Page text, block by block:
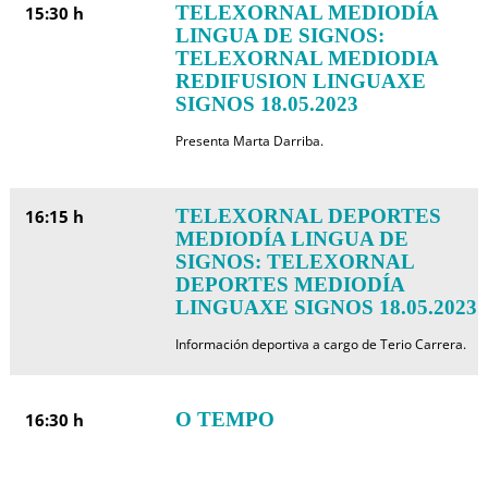
15:30 h
TELEXORNAL MEDIODÍA
LINGUA DE SIGNOS:
TELEXORNAL MEDIODIA
REDIFUSION LINGUAXE
SIGNOS 18.05.2023
Presenta Marta Darriba.
16:15 h
TELEXORNAL DEPORTES
MEDIODÍA LINGUA DE
SIGNOS: TELEXORNAL
DEPORTES MEDIODÍA
LINGUAXE SIGNOS 18.05.2023
Información deportiva a cargo de Terio Carrera.
16:30 h O TEMPO